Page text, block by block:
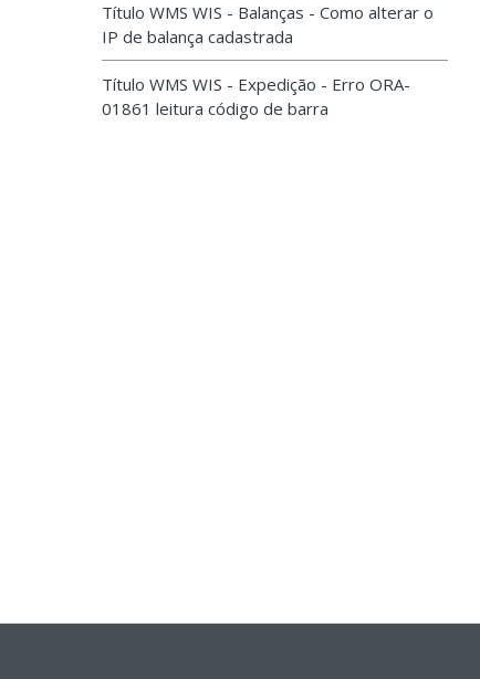
Título WMS WIS - Balanças - Como alterar o
IP de balança cadastrada
Título WMS WIS - Expedição - Erro ORA-
01861 leitura código de barra